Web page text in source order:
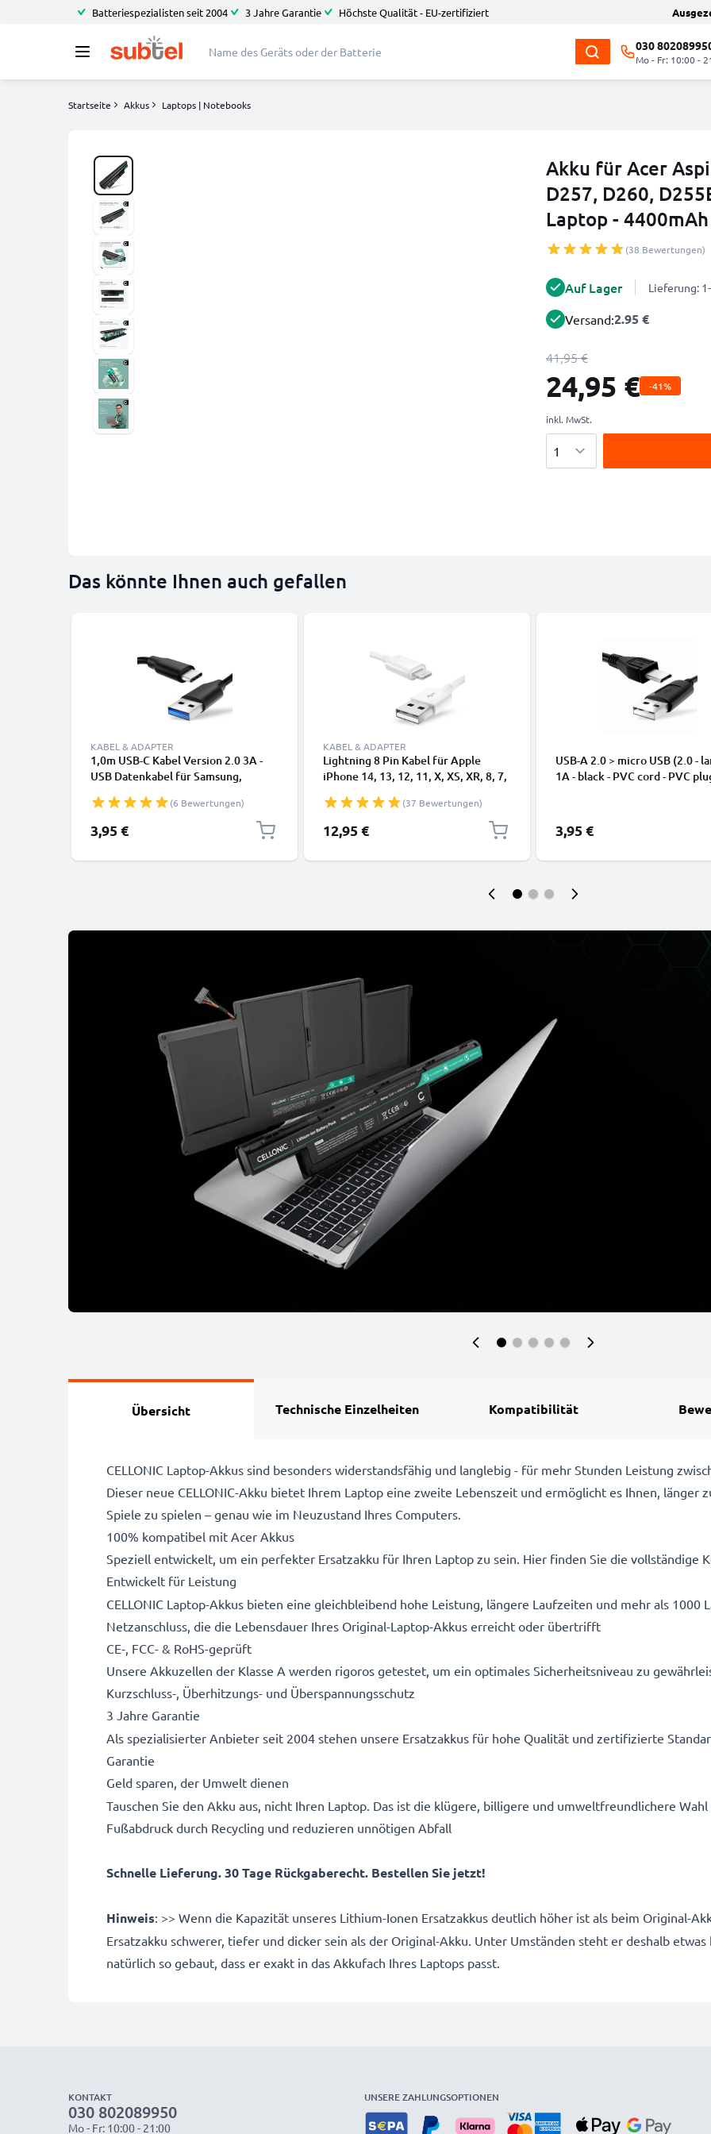
Batteriespezialisten seit 2004 3 Jahre Garantie Höchste Qualität - EU-zertifiziert
030
Mo - Fr: 10:00 -
Startseite Akkus Laptops | Notebooks
Akku für Acer
D257, D260,
Laptop -
(38 Bewertungen)
Auf Lager Lieferung:
Versand:2.95 €
41,95 €
24,95 € -41%
inkl. MwSt.
Das könnte Ihnen auch gefallen
KABEL & ADAPTER
1,0m USB-C Kabel Version 2.0 3A -
USB Datenkabel für Samsung,
Canon, Panasonic Lumix, Sony,
GoPro uvm PVC schwarz
(6 Bewertungen)
3,95 €
KABEL & ADAPTER
Lightning 8 Pin Kabel für Apple
iPhone 14, 13, 12, 11, X, XS, XR, 8, 7,
Datenkabel für Smartphone
(37 Bewertungen)
12,95 €
USB-A 2.0 > micro USB (2.0 -
1A - black - PVC cord - PVC
3,95 €
Übersicht Technische Einzelheiten Kompatibilität
CELLONIC Laptop-Akkus sind besonders widerstandsfähig und langlebig - für mehr Stunden Leistung
Dieser neue CELLONIC-Akku bietet Ihrem Laptop eine zweite Lebenszeit und ermöglicht es Ihnen, länger
Spiele zu spielen – genau wie im Neuzustand Ihres Computers.
100% kompatibel mit Acer Akkus
Speziell entwickelt, um ein perfekter Ersatzakku für Ihren Laptop zu sein. Hier finden Sie die vollständige
Entwickelt für Leistung
CELLONIC Laptop-Akkus bieten eine gleichbleibend hohe Leistung, längere Laufzeiten und mehr als
Netzanschluss, die die Lebensdauer Ihres Original-Laptop-Akkus erreicht oder übertrifft
CE-, FCC- & RoHS-geprüft
Unsere Akkuzellen der Klasse A werden rigoros getestet, um ein optimales Sicherheitsniveau zu
Kurzschluss-, Überhitzungs- und Überspannungsschutz
3 Jahre Garantie
Als spezialisierter Anbieter seit 2004 stehen unsere Ersatzakkus für hohe Qualität und zertifizierte
Garantie
Geld sparen, der Umwelt dienen
Tauschen Sie den Akku aus, nicht Ihren Laptop. Das ist die klügere, billigere und umweltfreundlichere
Fußabdruck durch Recycling und reduzieren unnötigen Abfall
Schnelle Lieferung. 30 Tage Rückgaberecht. Bestellen Sie jetzt!
Hinweis: >> Wenn die Kapazität unseres Lithium-Ionen Ersatzakkus deutlich höher ist als beim Original-
Ersatzakku schwerer, tiefer und dicker sein als der Original-Akku. Unter Umständen steht er deshalb
natürlich so gebaut, dass er exakt in das Akkufach Ihres Laptops passt.
KONTAKT
030 802089950
Mo - Fr: 10:00 - 21:00
UNSERE ZAHLUNGSOPTIONEN